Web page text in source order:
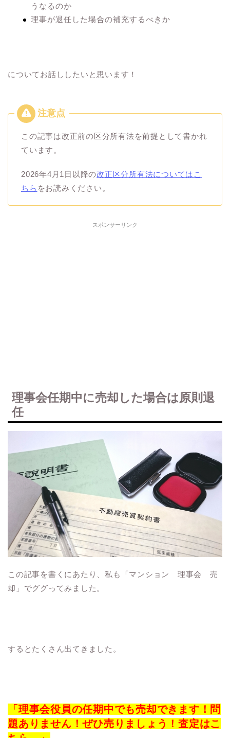
うなるのか
理事が退任した場合の補充するべきか
についてお話ししたいと思います！
この記事は改正前の区分所有法を前提として書かれ
ています。
2026年4月1日以降の改正区分所有法についてはこ
ちら をお読みください。
スポンサーリンク
理事会任期中に売却した場合は原則退
任
この記事を書くにあたり、私も「マンション 理事会 売
却」でググってみました。
するとたくさん出てきました。
「理事会役員の任期中でも売却できます！問
題ありません！ぜひ売りましょう！査定はこ